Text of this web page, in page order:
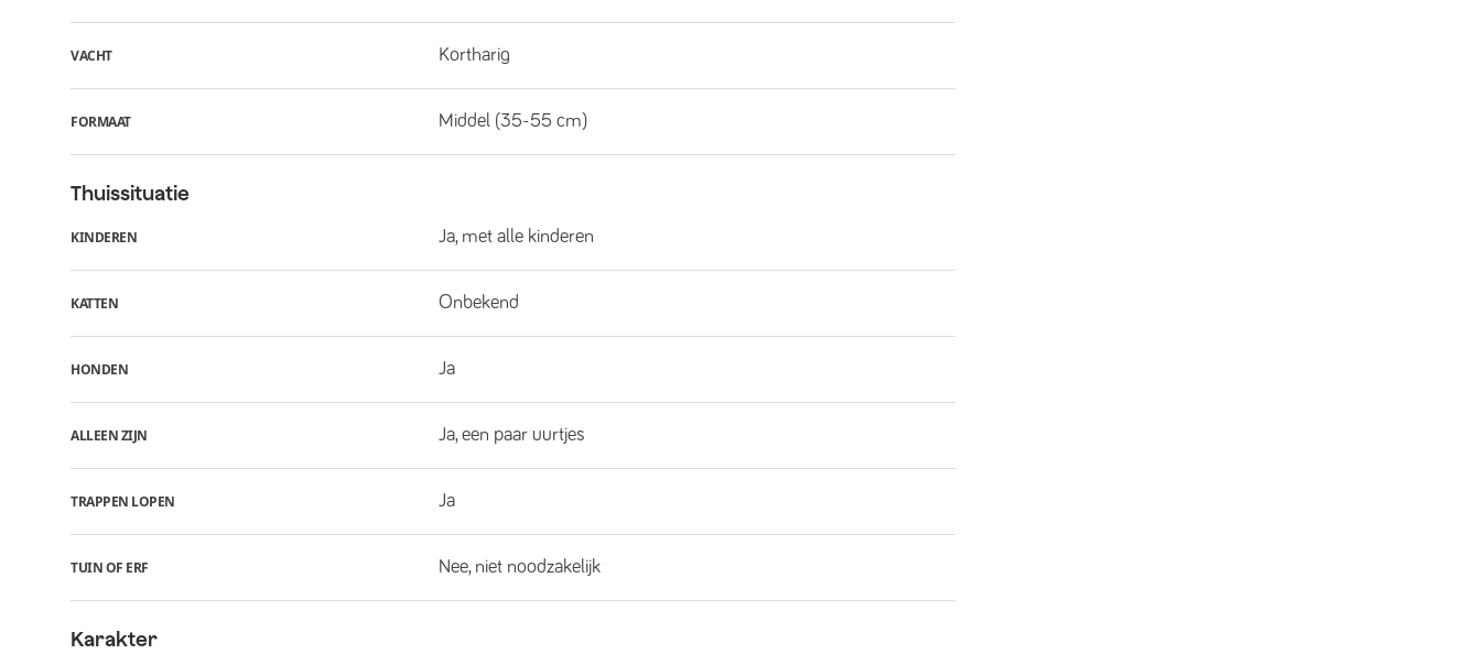
VACHT Kortharig
FORMAAT Middel (35-55 cm)
Thuissituatie
KINDEREN Ja, met alle kinderen
KATTEN Onbekend
HONDEN Ja
ALLEEN ZIJN Ja, een paar uurtjes
TRAPPEN LOPEN Ja
TUIN OF ERF Nee, niet noodzakelijk
Karakter